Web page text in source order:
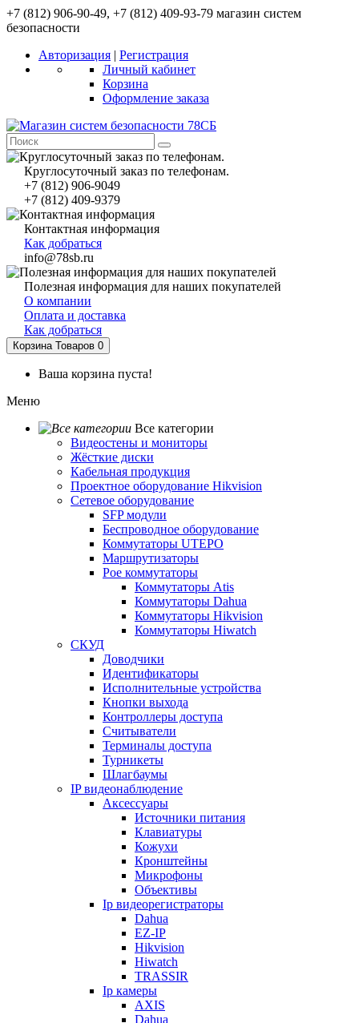
+7 (812) 906-90-49, +7 (812) 409-93-79 магазин систем
безопасности
Авторизация | Регистрация
Личный кабинет
Корзина
Оформление заказа
Круглосуточный заказ по телефонам.
+7 (812) 906-9049
+7 (812) 409-9379
Контактная информация
Как добраться
info@78sb.ru
Полезная информация для наших покупателей
О компании
Оплата и доставка
Как добраться
Корзина Товаров 0
Ваша корзина пуста!
Меню
Все категории
Видеостены и мониторы
Жёсткие диски
Кабельная продукция
Проектное оборудование Hikvision
Сетевое оборудование
SFP модули
Беспроводное оборудование
Коммутаторы UTEPO
Маршрутизаторы
Poe коммутаторы
Коммутаторы Atis
Коммутаторы Dahua
Коммутаторы Hikvision
Коммутаторы Hiwatch
СКУД
Доводчики
Идентификаторы
Исполнительные устройства
Кнопки выхода
Контроллеры доступа
Считыватели
Терминалы доступа
Турникеты
Шлагбаумы
IP видеонаблюдение
Аксессуары
Источники питания
Клавиатуры
Кожухи
Кронштейны
Микрофоны
Объективы
Ip видеорегистраторы
Dahua
EZ-IP
Hikvision
Hiwatch
TRASSIR
Ip камеры
AXIS
Dahua